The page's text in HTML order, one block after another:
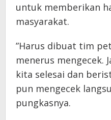
untuk memberikan
masyarakat.
​”Harus dibuat tim
menerus mengecek.
kita selesai dan
pun mengecek
pungkasnya.